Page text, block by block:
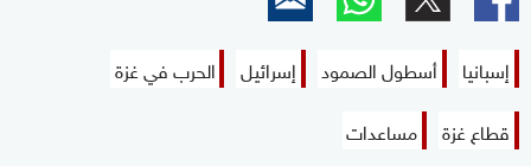
إسبانيا أسطول الصمود إسرائيل
الحرب في غزة
قطاع غزة
مساعدات